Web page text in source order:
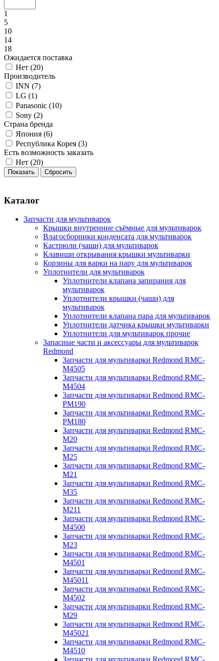
1
5
10
14
18
Ожидается поставка
Нет (20)
Производитель
INN (7)
LG (1)
Panasonic (10)
Sony (2)
Страна бренда
Япония (6)
Республика Корея (3)
Есть возможность заказать
Нет (20)
Каталог
Запчасти для мультиварок
Крышки внутренние съёмные для мультиварок
Влагосборники конденсата для мультиварок
Кастрюли (чаши) для мультиварок
Клавиши открывания крышки мультиварки
Корзины для варки на пару для мультиварок
Уплотнители для мультиварок
Уплотнители клапана запирания для
мультиварок
Уплотнители крышки (чаши) для
мультиварок
Уплотнители клапана пара для мультиварок
Уплотнители датчика крышки мультиварки
Уплотнители для мультиварок прочие
Запасные части и аксессуары для мультиварок
Redmond
Запчасти для мультиварки Redmond RMC-
M4505
Запчасти для мультиварки Redmond RMC-
M4504
Запчасти для мультиварки Redmond RMC-
PM190
Запчасти для мультиварки Redmond RMC-
PM180
Запчасти для мультиварки Redmond RMC-
M20
Запчасти для мультиварки Redmond RMC-
M25
Запчасти для мультиварки Redmond RMC-
M21
Запчасти для мультиварки Redmond RMC-
M35
Запчасти для мультиварки Redmond RMC-
M211
Запчасти для мультиварки Redmond RMC-
M4500
Запчасти для мультиварки Redmond RMC-
M23
Запчасти для мультиварки Redmond RMC-
M4501
Запчасти для мультиварки Redmond RMC-
M45011
Запчасти для мультиварки Redmond RMC-
M4502
Запчасти для мультиварки Redmond RMC-
M29
Запчасти для мультиварки Redmond RMC-
M45021
Запчасти для мультиварки Redmond RMC-
M4510